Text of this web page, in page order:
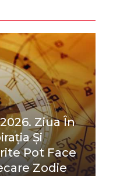
Ziua În
Și
Pot Face
Zodie